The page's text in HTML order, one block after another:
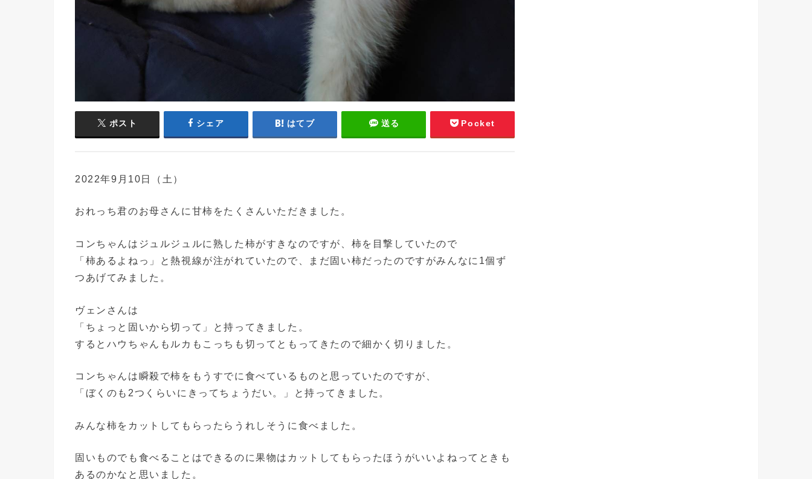
ポスト シェア はてブ 送る Pocket
2022年9月10日（土）
おれっち君のお母さんに甘柿をたくさんいただきました。
コンちゃんはジュルジュルに熟した柿がすきなのですが、柿を目撃していたので
「柿あるよねっ」と熱視線が注がれていたので、まだ固い柿だったのですがみんなに1個ず
つあげてみました。
ヴェンさんは
「ちょっと固いから切って」と持ってきました。
するとハウちゃんもルカもこっちも切ってともってきたので細かく切りました。
コンちゃんは瞬殺で柿をもうすでに食べているものと思っていたのですが、
「ぼくのも2つくらいにきってちょうだい。」と持ってきました。
みんな柿をカットしてもらったらうれしそうに食べました。
固いものでも食べることはできるのに果物はカットしてもらったほうがいいよねってときも
あるのかなと思いました。